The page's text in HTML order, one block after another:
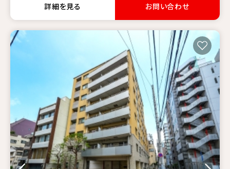
詳細を見る お問い合わせ